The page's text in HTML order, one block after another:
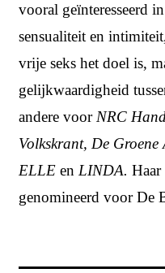
vooral geïnteresseerd
sensualiteit en
vrije seks het doel is,
gelijkwaardigheid
andere voor NRC
Volkskrant, De Groene
ELLE en LINDA. Haar
genomineerd voor De